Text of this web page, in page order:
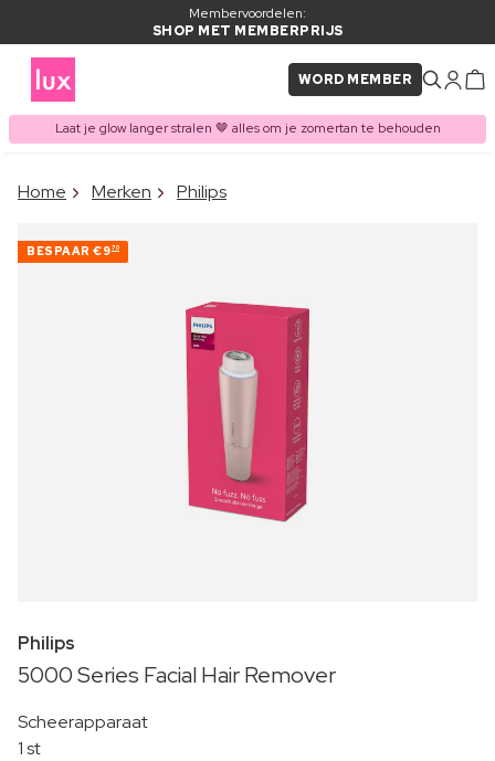
Membervoordelen:
SHOP MET MEMBERPRIJS
WORD MEMBER
Laat je glow langer stralen 🤎 alles om je zomertan te behouden
ITEM TOEGEVOEGD AAN
Vaak samen gekocht met
Home Merken Philips
BESPAAR €970
Philips
5000 Series Facial Hair Remover
Scheerapparaat
1 st